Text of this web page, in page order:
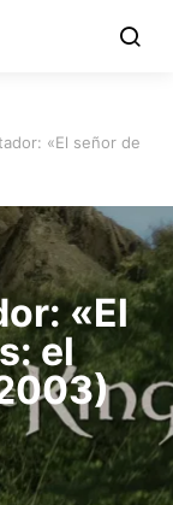
«El señor de
«El
el